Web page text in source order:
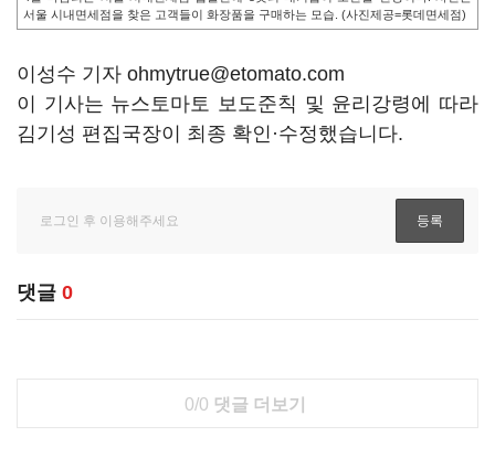
서울 시내면세점을 찾은 고객들이 화장품을 구매하는 모습. (사진제공=롯데면세점)
이성수 기자 ohmytrue@etomato.com
이 기사는 뉴스토마토 보도준칙 및 윤리강령에 따라
김기성 편집국장이 최종 확인·수정했습니다.
댓글 0
0/0 댓글 더보기